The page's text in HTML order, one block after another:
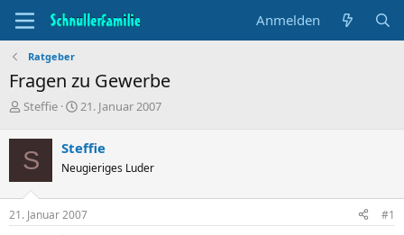
Anmelden
Ratgeber
Fragen zu Gewerbe
T
e
m
e
n
s
t
Steffie
B
i
n
d
a
21. Januar 2007
S Steffie
Neugieriges Luder
21. Januar 2007 #1